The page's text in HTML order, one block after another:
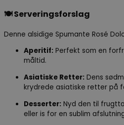
🍽️Serveringsforslag
Denne alsidige Spumante Rosé
Aperitif: Perfekt som en
måltid.
Asiatiske Retter: Dens
krydrede asiatiske retter på
Desserter: Nyd den til
eller is for en sublim